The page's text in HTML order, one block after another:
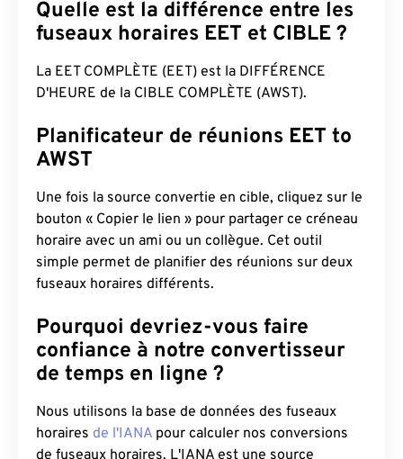
Quelle est la différence entre les
fuseaux horaires EET et CIBLE ?
La EET COMPLÈTE (EET) est la DIFFÉRENCE
D'HEURE de la CIBLE COMPLÈTE (AWST).
Planificateur de réunions EET to
AWST
Une fois la source convertie en cible, cliquez sur le
bouton « Copier le lien » pour partager ce créneau
horaire avec un ami ou un collègue. Cet outil
simple permet de planifier des réunions sur deux
fuseaux horaires différents.
Pourquoi devriez-vous faire
confiance à notre convertisseur
de temps en ligne ?
Nous utilisons la base de données des fuseaux
horaires de l'IANA pour calculer nos conversions
de fuseaux horaires. L'IANA est une source